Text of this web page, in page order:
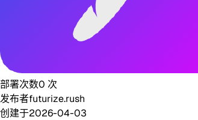
部署次数0 次
发布者futurize.rush
创建于2026-04-03